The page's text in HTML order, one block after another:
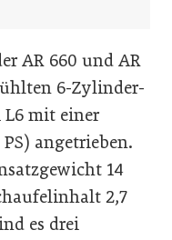
AR 660 und AR
6-Zylinder-
L6 mit einer
angetrieben.
14
2,7
es drei